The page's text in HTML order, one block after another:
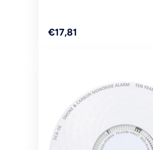
Reguliere
€17,81